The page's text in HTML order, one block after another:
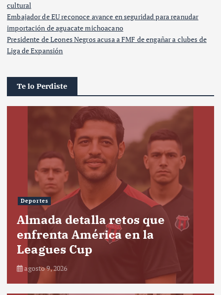
cultural
Embajador de EU reconoce avance en seguridad para reanudar
importación de aguacate michoacano
Presidente de Leones Negros acusa a FMF de engañar a clubes de
Liga de Expansión
Te lo Perdiste
Deportes
Almada detalla retos que
enfrenta América en la
Leagues Cup
agosto 9, 2026